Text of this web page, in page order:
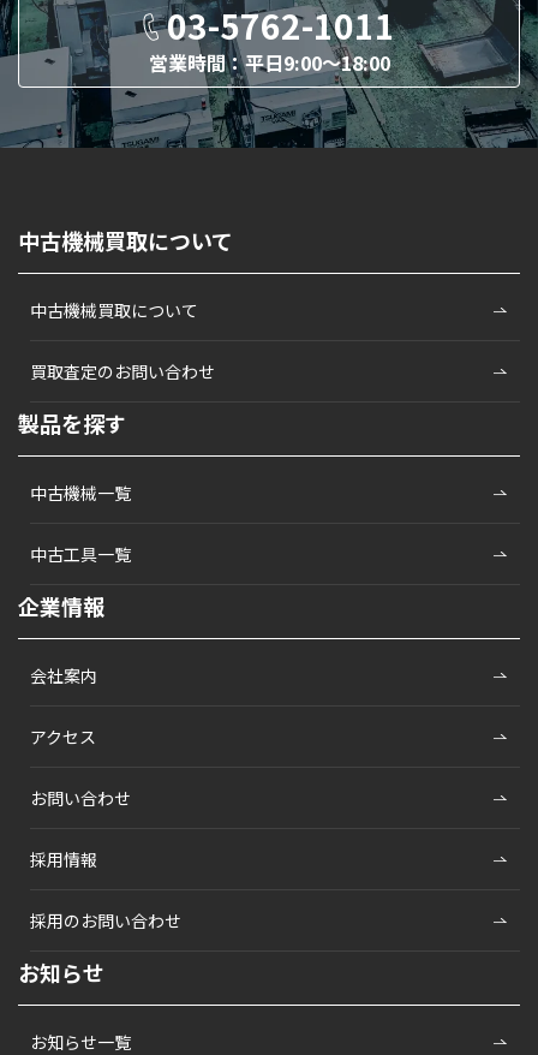
03-5762-1011
営業時間：平日9:00〜18:00
中古機械買取について
中古機械買取について
買取査定のお問い合わせ
製品を探す
中古機械一覧
中古工具一覧
企業情報
会社案内
アクセス
お問い合わせ
採用情報
採用のお問い合わせ
お知らせ
お知らせ一覧